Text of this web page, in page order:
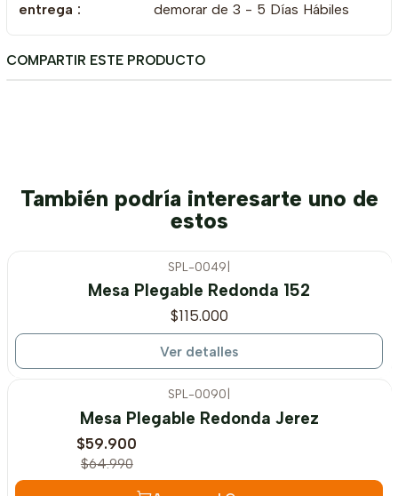
entrega :
demorar de 3 - 5 Días Hábiles
COMPARTIR ESTE PRODUCTO
También podría interesarte uno de
estos
Agotado
SPL-0049
Mesa Plegable Redonda 152
$115.000
Ver detalles
OFF
SPL-0090
Mesa Plegable Redonda Jerez
$59.900
$64.990